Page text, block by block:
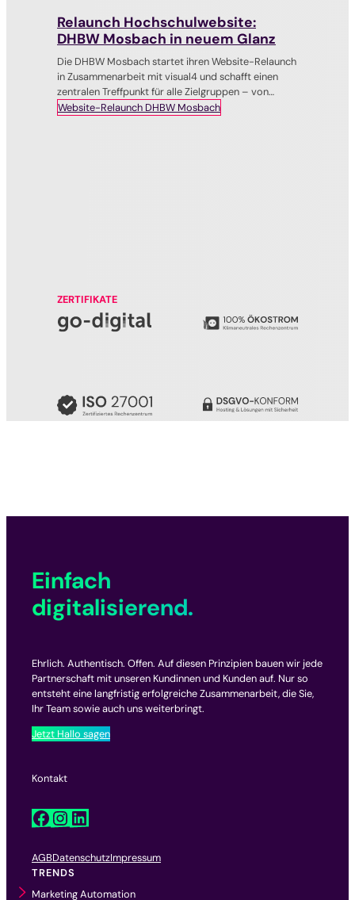
Relaunch Hochschulwebsite:
DHBW Mosbach in neuem Glanz
Die DHBW Mosbach startet ihren Website-Relaunch
in Zusammenarbeit mit visual4 und schafft einen
zentralen Treffpunkt für alle Zielgruppen – von
Studieninteressierten bis zu Alumni – für eine
Website-Relaunch DHBW Mosbach
ZERTIFIKATE
Einfach
digitalisierend.
Ehrlich. Authentisch. Offen. Auf diesen Prinzipien bauen wir jede
Partnerschaft mit unseren Kundinnen und Kunden auf. Nur so
entsteht eine langfristig erfolgreiche Zusammenarbeit, die Sie,
Ihr Team sowie auch uns weiterbringt.
Jetzt Hallo sagen
Kontakt
Facebook InstagramLinkedIn
AGBDatenschutzImpressum
TRENDS
Marketing Automation